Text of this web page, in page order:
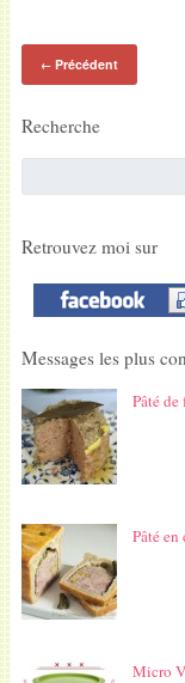
←Précédent
Recherche
Retrouvez moi sur
Messages les plus
Pâté
Pâté en
Micro